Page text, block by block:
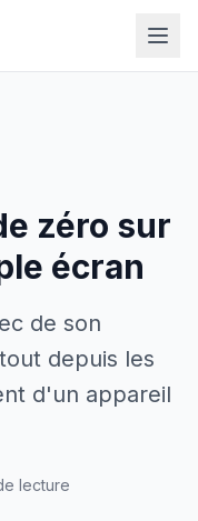
zéro sur
écran
de son
depuis les
d'un appareil
lecture